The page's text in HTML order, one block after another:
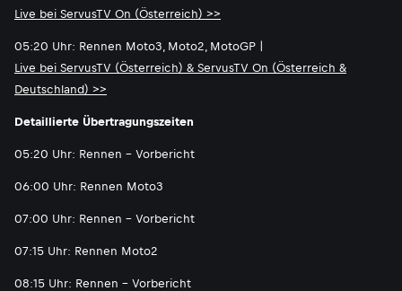
Live bei ServusTV On (Österreich) >>
05:20 Uhr: Rennen Moto3, Moto2, MotoGP |
Live bei ServusTV (Österreich) & ServusTV On (Österreich &
Deutschland) >>
Detaillierte Übertragungszeiten
05:20 Uhr: Rennen - Vorbericht
06:00 Uhr: Rennen Moto3
07:00 Uhr: Rennen - Vorbericht
07:15 Uhr: Rennen Moto2
08:15 Uhr: Rennen - Vorbericht